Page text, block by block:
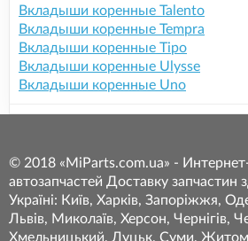
Вкладыши коренные Talento
Вкладыши коренные Tempra
Вкладыши коренные Tipo
Вкладыши коренные Ulysse
Вкладыши коренные Uno
© 2018 «MiParts.com.ua» -
автозапчастей Доставку запчастин
Україні: Київ, Харків, Запоріжжя,
Львів, Миколаїв, Херсон, Чернігів,
Хмельницький, Луцьк, Суми,